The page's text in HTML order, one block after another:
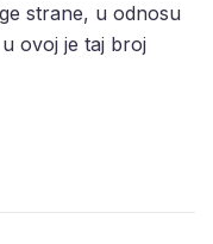
strane, u odnosu
ovoj je taj broj